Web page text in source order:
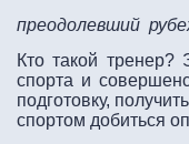
преодолевший
Кто такой
спорта и
подготовку,
спортом добиться